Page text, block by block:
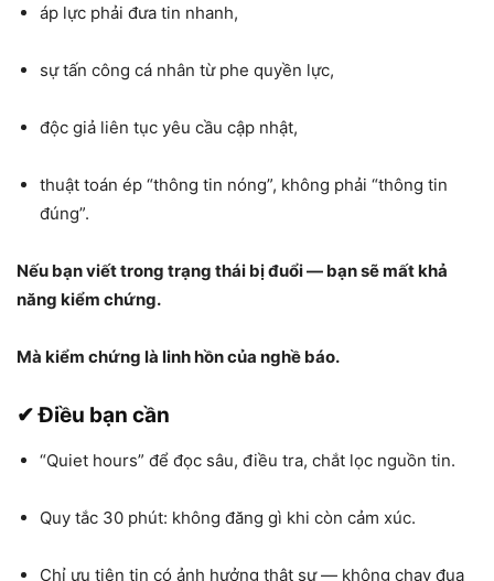
áp lực phải đưa tin nhanh,
sự tấn công cá nhân từ phe quyền lực,
độc giả liên tục yêu cầu cập nhật,
thuật toán ép “thông tin nóng”, không phải “thông tin
đúng”.
Nếu bạn viết trong trạng thái bị đuổi — bạn sẽ mất khả
năng kiểm chứng.
Mà kiểm chứng là linh hồn của nghề báo.
✔ Điều bạn cần
“Quiet hours” để đọc sâu, điều tra, chắt lọc nguồn tin.
Quy tắc 30 phút: không đăng gì khi còn cảm xúc.
Chỉ ưu tiên tin có ảnh hưởng thật sự — không chạy đua